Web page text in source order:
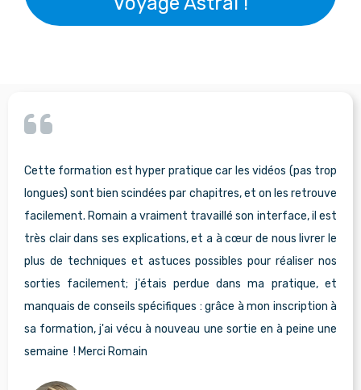
Cette formation est hyper pratique car les vidéos (pas trop
longues) sont bien scindées par chapitres, et on les retrouve
facilement. Romain a vraiment travaillé son interface, il est
très clair dans ses explications, et a à cœur de nous livrer le
plus de techniques et astuces possibles pour réaliser nos
sorties facilement; j'étais perdue dans ma pratique, et
manquais de conseils spécifiques : grâce à mon inscription à
sa formation, j'ai vécu à nouveau une sortie en à peine une
semaine ! Merci Romain